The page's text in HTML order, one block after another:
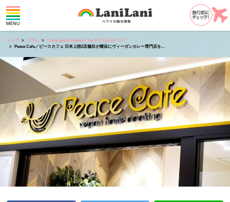
トップ コラム
Crazy about Hawaii！ by ナビちゃおハワイ
Peace Cafe／ピースカフェ 日本上陸2店舗目が横浜にヴィーガンカレー専門店を...